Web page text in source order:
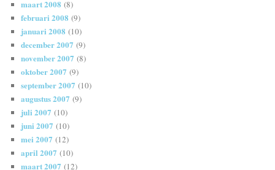
maart 2008 (8)
februari 2008 (9)
januari 2008 (10)
december 2007 (9)
november 2007 (8)
oktober 2007 (9)
september 2007 (10)
augustus 2007 (9)
juli 2007 (10)
juni 2007 (10)
mei 2007 (12)
april 2007 (10)
maart 2007 (12)